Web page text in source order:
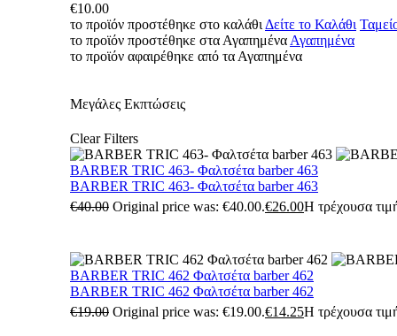
€10.00
το προϊόν προστέθηκε στο καλάθι Δείτε το Καλάθι
το προϊόν προστέθηκε στα Αγαπημένα Αγαπημένα
το προϊόν αφαιρέθηκε από τα Αγαπημένα
Μεγάλες Εκπτώσεις
Clear Filters
BARBER TRIC 463- Φαλτσέτα barber 463
BARBER TRIC 463- Φαλτσέτα barber 463
€40.00 Original price was: €40.00.€26.00Η τρέχουσα
BARBER TRIC 462 Φαλτσέτα barber 462
BARBER TRIC 462 Φαλτσέτα barber 462
€19.00 Original price was: €19.00.€14.25Η τρέχουσα